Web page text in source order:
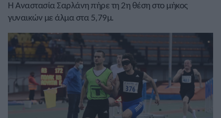
Η Αναστασία Σαρλάνη πήρε τη 2η θέση στο μήκος
γυναικών με άλμα στα 5,79μ.